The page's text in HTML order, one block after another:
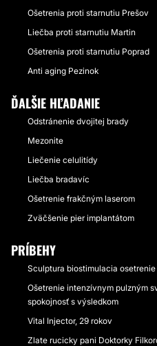
Ošetrenia proti starnutiu Prešov
Liečba proti starnutiu Martin
Ošetrenia proti starnutiu Poprad
Anti aging Pezinok
ĎALŠIE HĽADANIE
Odstránenie dvojitej brady
Mezonite
Liečenie celulitídy
Liečba bradavíc
Ošetrenie frakčným laserom
Zväčšenie pier implantátom
PRÍBEHY
Sculptura biostimulacia
Ošetrenie intenzívnym pulzným
spokojnosť s výsledkom
Vital Injector, 29 rokov
Zlate rucicky pani Doktorky